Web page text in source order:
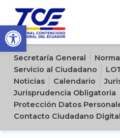
Open toolbar
Sitio oficial del Tribunal Contencioso Electoral del Ecuador
Secretaría General
Servicio al Ciudadano
Noticias
Calendario
Jurisprudencia Obligatoria
Protección Datos
Contacto Ciudadano Digital